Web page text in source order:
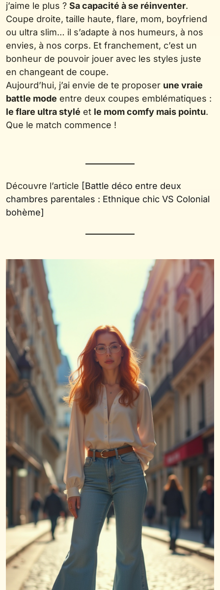
j’aime le plus ? Sa capacité à se réinventer.
Coupe droite, taille haute, flare, mom, boyfriend
ou ultra slim… il s’adapte à nos humeurs, à nos
envies, à nos corps. Et franchement, c’est un
bonheur de pouvoir jouer avec les styles juste
en changeant de coupe.
Aujourd’hui, j’ai envie de te proposer une vraie
battle mode entre deux coupes emblématiques :
le flare ultra stylé et le mom comfy mais pointu.
Que le match commence !
Découvre l’article [Battle déco entre deux
chambres parentales : Ethnique chic VS Colonial
bohème]